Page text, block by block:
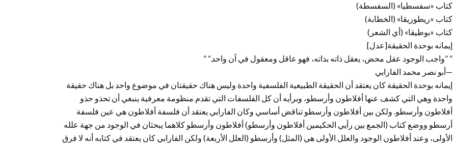
كتاب «سفسطيا» (السفسطة)
كتاب «ريطوريقا» (الخطابة)
كتاب «بوطيقا» (أي الشعر)
إيمانه بوحدة الحقيقة[عدل]
” ”واجب الوجود عقل محض، يعقل ذاته بذاته، فهو عاقل ومعقول في آن واحد.“ “
—أبو نصر محمد الفارابي
إيمانه بوحدة الحقيقة كان يعتقد أن الحقيقة الطبيعية الفلسفية واحدة وليس هناك حقيقتان في موضوع واحد بل هناك حقيقة
واحدة وهي التي كشف عنها أفلاطون وأرسطو، وبرأيه أن كل الفلسفات التي تقدم منظومة معرفية ينبغي أن تحذو حذو
أفلاطون وأرسطو. ولكن بين أفلاطون وأرسطو تناقض أساسي وكان الفارابي يعتقد أن فلسفة أفلاطون هي عين فلسفة
أرسطو ووضع كتاب (الجمع بين رأيي الحكيمين أفلاطون وأرسطو) أفلاطون وأرسطو كلاهما يبحثان في الوجود من جهة علله
الأولى، وعند أفلاطون الوجود والعلل الأولى هي (المثل) وأرسطو (العلل الأربعة) ولكن الفارابي كان يعتقد في كتابه أنه لا فرق